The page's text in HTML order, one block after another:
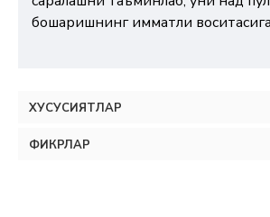
бошқаришнинг қимматли
ХУСУСИЯТЛАР
ФИКРЛАР